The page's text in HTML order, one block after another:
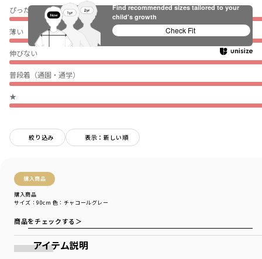
ぴったり
薄い
伸びない
普段着（通園・通学）
★
絞り込み 表示：新しい順
購入商品
購入商品
サイズ：90cm 色：チャコールグレー
商品をチェックする＞
アイテム説明
Find recommended sizes tailored to your
child's growth
Check Fit